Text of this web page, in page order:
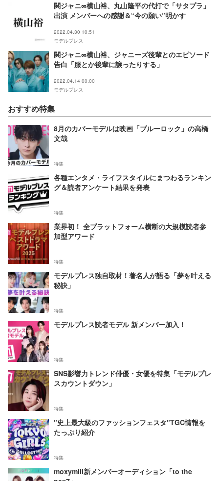
関ジャニ∞横山裕、丸山隆平の代打で「サタプラ」
出演 メンバーへの感謝＆“今の願い”明かす
2022.04.30 10:51
モデルプレス
関ジャニ∞横山裕、ジャニーズ後輩とのエピソード
告白「服とか後輩に譲ったりする」
2022.04.14 00:00
モデルプレス
おすすめ特集
8月のカバーモデルは映画「ブルーロック」の高橋
文哉
特集
各種エンタメ・ライフスタイルにまつわるランキン
グ＆読者アンケート結果を発表
特集
業界初！ 全プラットフォーム横断の大規模読者参
加型アワード
特集
モデルプレス独自取材！著名人が語る「夢を叶える
秘訣」
特集
モデルプレス読者モデル 新メンバー加入！
特集
SNS影響力トレンド俳優・女優を特集「モデルプレ
スカウントダウン」
特集
"史上最大級のファッションフェスタ"TGC情報を
たっぷり紹介
特集
moxymill新メンバーオーディション「to the